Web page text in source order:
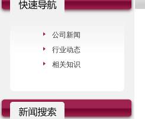
公司新闻
行业动态
相关知识